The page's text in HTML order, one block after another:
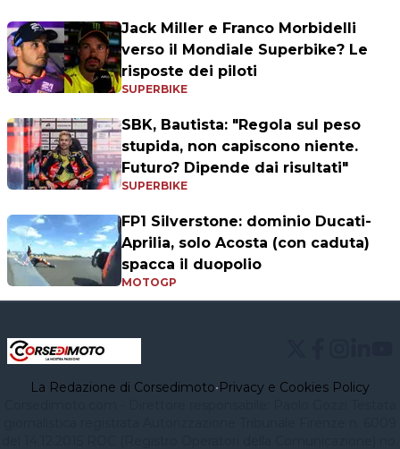
Jack Miller e Franco Morbidelli
verso il Mondiale Superbike? Le
risposte dei piloti
SUPERBIKE
SBK, Bautista: "Regola sul peso
stupida, non capiscono niente.
Futuro? Dipende dai risultati"
SUPERBIKE
FP1 Silverstone: dominio Ducati-
Aprilia, solo Acosta (con caduta)
spacca il duopolio
MOTOGP
La Redazione di Corsedimoto• Privacy e Cookies Policy